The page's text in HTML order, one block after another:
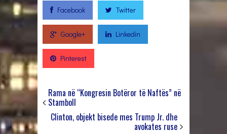
Facebook Twitter
Google+ Linkedin
Pinterest
Rama në “Kongresin Botëror të Naftës” në
Stamboll
Clinton, objekt bisede mes Trump Jr. dhe
avokates ruse